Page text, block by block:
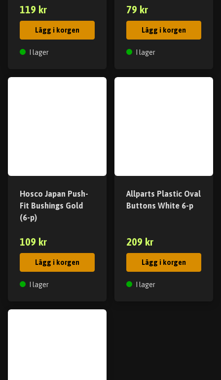
119 kr
Lägg i korgen
I lager
79 kr
Lägg i korgen
I lager
Hosco Japan Push-
Fit Bushings Gold
(6-p)
109 kr
Lägg i korgen
I lager
Allparts Plastic Oval
Buttons White 6-p
209 kr
Lägg i korgen
I lager